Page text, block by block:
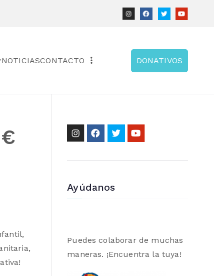
NOTICIASCONTACTO DONATIVOS
Ayúdanos
Puedes colaborar de muchas
maneras. ¡Encuentra la tuya!